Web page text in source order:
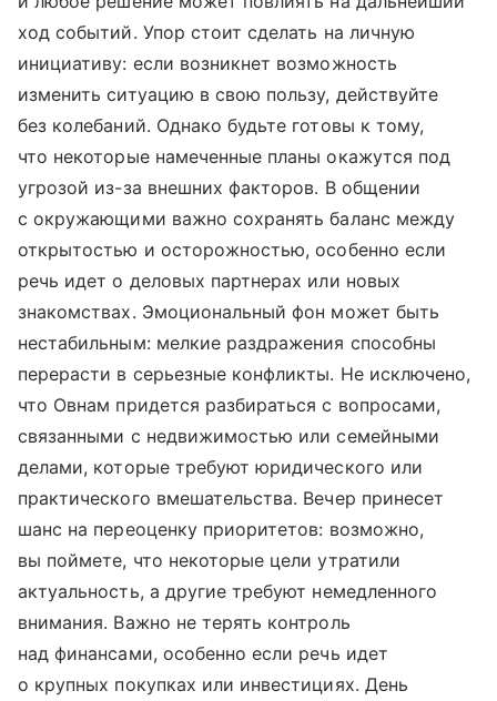
ход событий. Упор стоит сделать на личную
инициативу: если возникнет возможность
изменить ситуацию в свою пользу, действуйте
без колебаний. Однако будьте готовы к тому,
что некоторые намеченные планы окажутся под
угрозой из-за внешних факторов. В общении
с окружающими важно сохранять баланс между
открытостью и осторожностью, особенно если
речь идет о деловых партнерах или новых
знакомствах. Эмоциональный фон может быть
нестабильным: мелкие раздражения способны
перерасти в серьезные конфликты. Не исключено,
что Овнам придется разбираться с вопросами,
связанными с недвижимостью или семейными
делами, которые требуют юридического или
практического вмешательства. Вечер принесет
шанс на переоценку приоритетов: возможно,
вы поймете, что некоторые цели утратили
актуальность, а другие требуют немедленного
внимания. Важно не терять контроль
над финансами, особенно если речь идет
о крупных покупках или инвестициях. День